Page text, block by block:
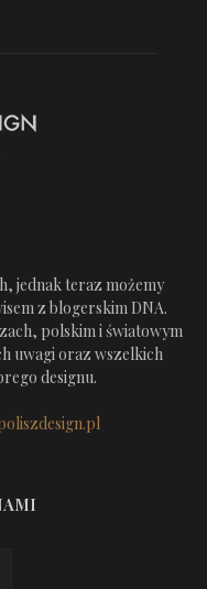
jednak teraz możemy
z blogerskim DNA.
polskim i światowym
uwagi oraz wszelkich
designu.